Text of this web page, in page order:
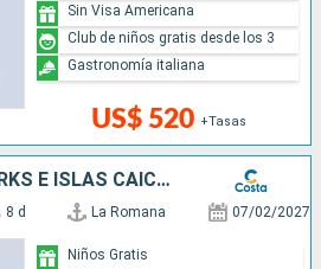
US$ 520 +Tasas
Sin Visa Americana
Club de niños gratis desde los 3
Gastronomía italiana
REP. DOMINICANA, TURKS E ISLAS CAICOS
8 d La Romana 07/02/2027
Niños Gratis